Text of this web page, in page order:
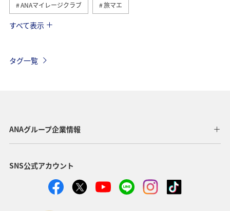
ANAマイレージクラブ 旅マエ
A-style秋特集
ANAのオンラインショップ イタリア 記念日
宮城県 北海道
東北地方
すべて表示
タグ一覧
ANAグループ企業情報
SNS公式アカウント